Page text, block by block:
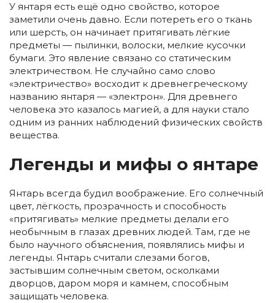
У янтаря есть ещё одно свойство, которое
заметили очень давно. Если потереть его о ткань
или шерсть, он начинает притягивать лёгкие
предметы — пылинки, волоски, мелкие кусочки
бумаги. Это явление связано со статическим
электричеством. Не случайно само слово
«электричество» восходит к древнегреческому
названию янтаря — «электрон». Для древнего
человека это казалось магией, а для науки стало
одним из ранних наблюдений физических свойств
вещества.
Легенды и мифы о янтаре
Янтарь всегда будил воображение. Его солнечный
цвет, лёгкость, прозрачность и способность
«притягивать» мелкие предметы делали его
необычным в глазах древних людей. Там, где не
было научного объяснения, появлялись мифы и
легенды. Янтарь считали слезами богов,
застывшим солнечным светом, осколками
дворцов, даром моря и камнем, способным
защищать человека.